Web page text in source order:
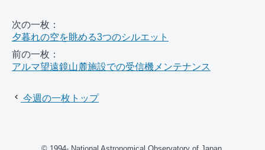
次の一枚：
夕暮れの空を眺める3つのシルエット
前の一枚：
アルマ望遠鏡山麓施設での受信機メンテナンス
今週の一枚トップ